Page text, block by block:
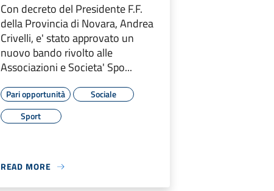
Con decreto del Presidente F.F.
della Provincia di Novara, Andrea
Crivelli, e' stato approvato un
nuovo bando rivolto alle
Associazioni e Societa' Spo...
Pari opportunità
Sociale
Sport
READ MORE